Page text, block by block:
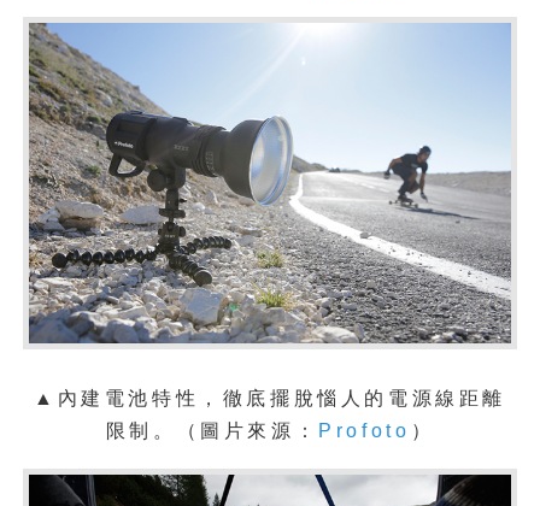
▲內建電池特性，徹底擺脫惱人的電源線距離
限制。
（圖片來源： Profoto ）